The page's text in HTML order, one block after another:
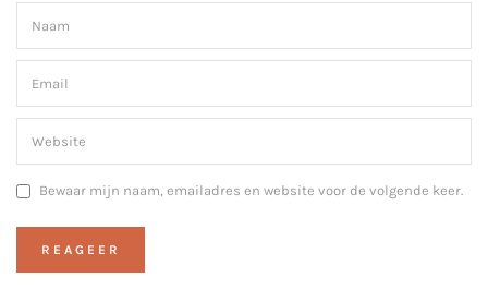
Bewaar mijn naam, emailadres en website voor de volgende keer.